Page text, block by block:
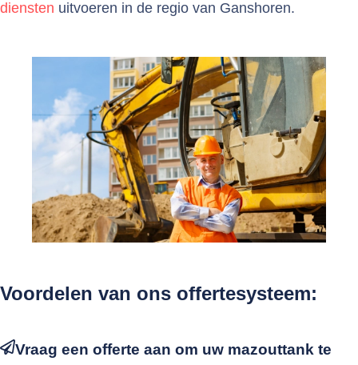
diensten uitvoeren in de regio van Ganshoren.
Voordelen van ons offertesysteem:
Vraag een offerte aan om uw mazouttank te